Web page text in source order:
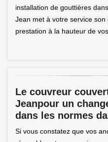
installation de gouttières
Jean met à votre service
prestation à la hauteur de
Le couvreur
Jeanpour un
dans les normes
Si vous constatez que vos